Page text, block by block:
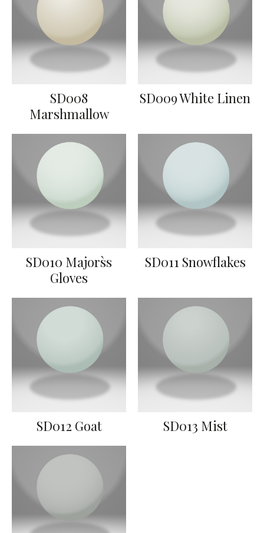
SD008
Marshmallow
SD009 White Linen
SD010 Majors`s
Gloves
SD011 Snowflakes
SD012 Goat SD013 Mist